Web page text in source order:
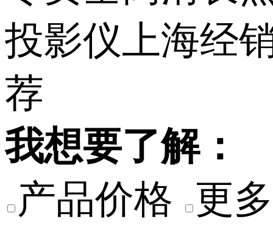
我想要了解：
产品价格 更